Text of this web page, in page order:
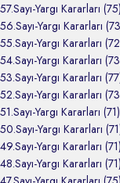
57.Sayı-Yargı Kararları (75)
56.Sayı-Yargı Kararları
55.Sayı-Yargı Kararları
54.Sayı-Yargı Kararları
53.Sayı-Yargı Kararları
52.Sayı-Yargı Kararları
51.Sayı-Yargı Kararları (71)
50.Sayı-Yargı Kararları
49.Sayı-Yargı Kararları (71)
48.Sayı-Yargı Kararları (71)